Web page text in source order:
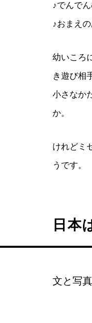
♪でんで
♪おまえ
幼いころ
き遊び相
小さなか
か。
けれどミ
うです。
日本
文と写